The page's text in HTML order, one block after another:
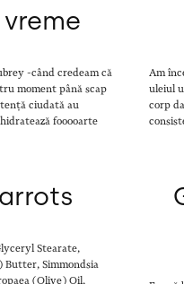
-când credeam că
moment până scap
ciudată au
fooooarte
Am
uleiul
corp
Stearate,
Butter, Simmondsia
(Olive) Oil,